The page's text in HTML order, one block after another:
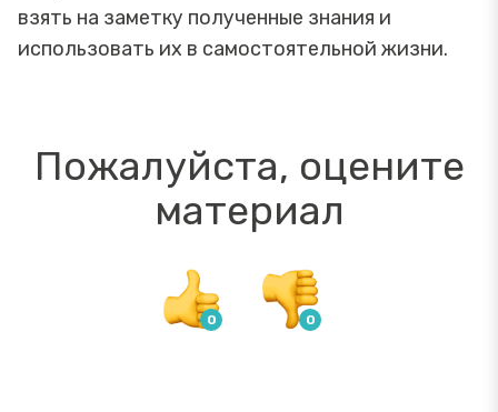
взять на заметку полученные знания и
использовать их в самостоятельной жизни.
Пожалуйста, оцените
материал